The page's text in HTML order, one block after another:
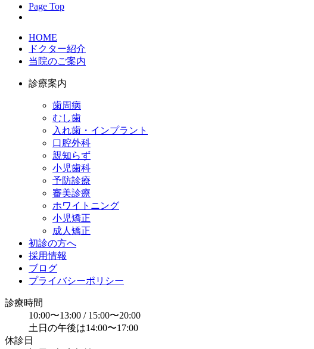
Page Top
HOME
ドクター紹介
当院のご案内
診療案内
歯周病
むし歯
入れ歯・インプラント
口腔外科
親知らず
小児歯科
予防診療
審美診療
ホワイトニング
小児矯正
成人矯正
初診の方へ
採用情報
ブログ
プライバシーポリシー
診療時間
10:00〜13:00 / 15:00〜20:00
土日の午後は14:00〜17:00
休診日